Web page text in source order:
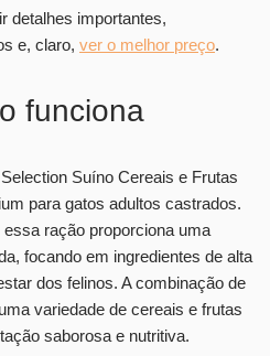
detalhes importantes,
e, claro, ver o melhor preço.
funciona
Suíno Cereais e Frutas
para gatos adultos castrados.
ração proporciona uma
focando em ingredientes de alta
dos felinos. A combinação de
variedade de cereais e frutas
saborosa e nutritiva.